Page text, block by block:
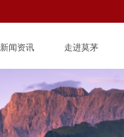
新闻资讯 走进莫茅